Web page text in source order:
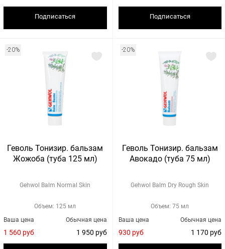
Подписаться Подписаться
-20%
Геволь Тонизир. бальзам
Жожоба (туба 125 мл)
Gehwol Balm Normal Skin
Объем: 125 мл
Обычная цена
1 950 руб
Ваша цена
1 560 руб
-20%
Геволь Тонизир. бальзам
Авокадо (туба 75 мл)
Gehwol Balm Dry Rough Skin
Объем: 75 мл
Обычная цена
1 170 руб
Ваша цена
930 руб